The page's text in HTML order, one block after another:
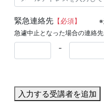
緊急連絡先【必須】
※
急遽中止となった場合の連絡先
-
入力する受講者を追加